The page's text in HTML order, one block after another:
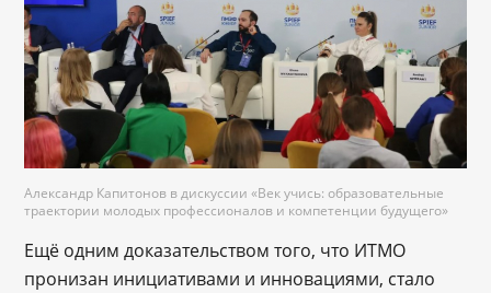
Александр Капитонов в дискуссии «Век учись: образовательные
траектории молодых профессионалов и компетенции будущего»
Ещё одним доказательством того, что ИТМО
пронизан инициативами и инновациями, стало